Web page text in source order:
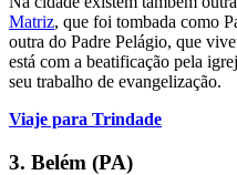
Matriz, que foi tombada como
outra do Padre Pelágio, que
está com a beatificação pela
seu trabalho de evangelização.
Viaje para Trindade
3. Belém (PA)